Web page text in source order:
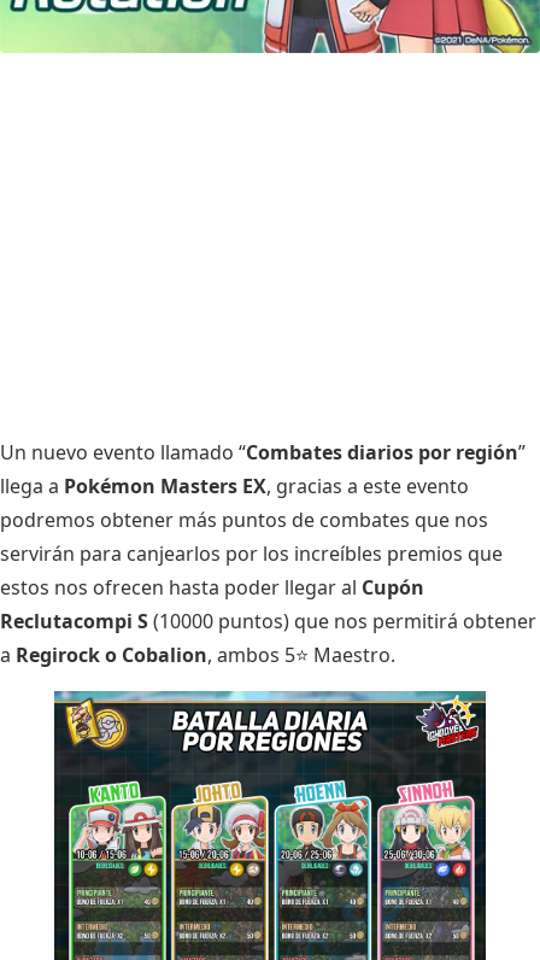
Un nuevo evento llamado “Combates diarios por región”
llega a Pokémon Masters EX, gracias a este evento
podremos obtener más puntos de combates que nos
servirán para canjearlos por los increíbles premios que
estos nos ofrecen hasta poder llegar al Cupón
Reclutacompi S(10000 puntos) que nos permitirá obtener
a Regirock o Cobalion, ambos 5⭐ Maestro.